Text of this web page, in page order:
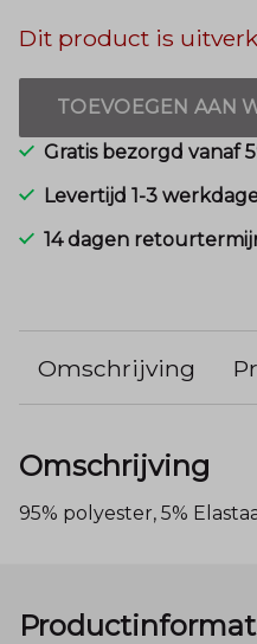
Dit product is
TOEVOEGEN AAN
Gratis bezorgd vanaf
Levertijd 1-3
14 dagen
Omschrijving
Omschrijving
95% polyester, 5%